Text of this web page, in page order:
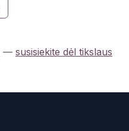
— susisiekite dėl tikslaus